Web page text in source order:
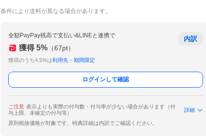
条件により送料が異なる場合があります。
全額PayPay残高で支払い&LINEと連携で
獲得 5% （67pt）
獲得のうち4.5%は利用先・期間限定
内訳
ログインして確認
ご注意 表示よりも実際の付与数・付与率が少ない場合があります（付
与上限、未確定の付与等）
詳細
原則税抜価格が対象です。特典詳細は内訳でご確認ください。